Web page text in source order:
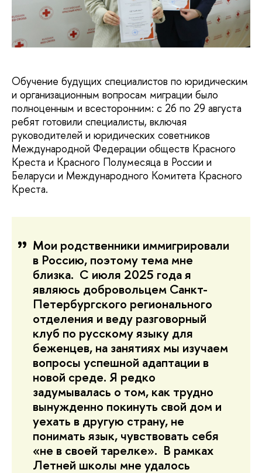
Обучение будущих специалистов по юридическим
и организационным вопросам миграции было
полноценным и всесторонним: с 26 по 29 августа
ребят готовили специалисты, включая
руководителей и юридических советников
Международной Федерации обществ Красного
Креста и Красного Полумесяца в России и
Беларуси и Международного Комитета Красного
Креста.
Мои родственники иммигрировали
в Россию, поэтому тема мне
близка. С июля 2025 года я
являюсь добровольцем Санкт-
Петербургского регионального
отделения и веду разговорный
клуб по русскому языку для
беженцев, на занятиях мы изучаем
вопросы успешной адаптации в
новой среде. Я редко
задумывалась о том, как трудно
вынужденно покинуть свой дом и
уехать в другую страну, не
понимать язык, чувствовать себя
«не в своей тарелке». В рамках
Летней школы мне удалось